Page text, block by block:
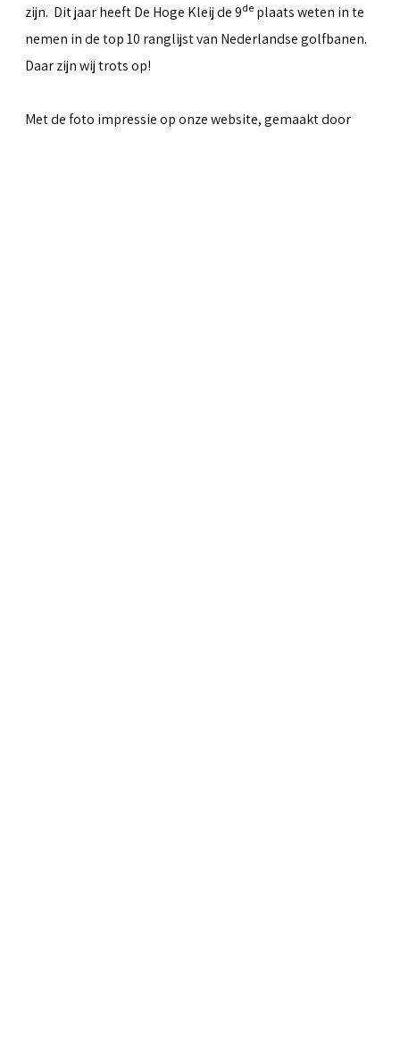
zijn. Dit jaar heeft De Hoge Kleij de 9de plaats weten in te
nemen in de top 10 ranglijst van Nederlandse golfbanen.
Daar zijn wij trots op!
Met de foto impressie op onze website, gemaakt door